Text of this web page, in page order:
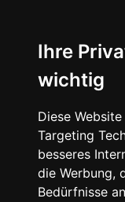
Ihre
wichtig
Diese
Targeting
besseres
die Werbung,
Bedürfnisse